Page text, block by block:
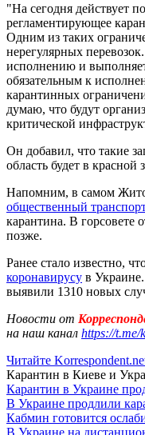
"На сегодня действует
регламентирующее
Одним из таких
нерегулярных
исполнению и
обязательным к
карантинных
думаю, что будут
критической
Он добавил, что такие
область будет в красной
Напомним, в самом
общественный транспорт
карантина. В
позже.
Ранее стало известно,
коронавирусу в
выявили 1310 новых
Новости от
на наш канал https://t.me/
Читайте
Карантин в Киеве и
Карантин в Украине
В Украине продлили
Кабмин готовится
В Украине на